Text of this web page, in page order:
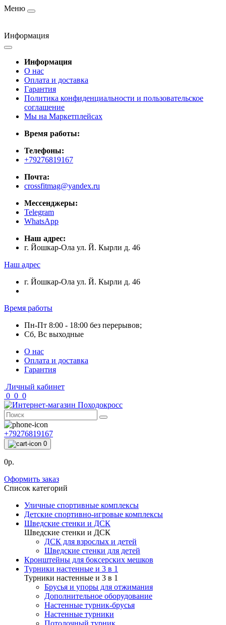
Меню
Информация
Информация
О нас
Оплата и доставка
Гарантия
Политика конфиденциальности и пользовательское
соглашение
Мы на Маркетплейсах
Время работы:
Телефоны:
+79276819167
Почта:
crossfitmag@yandex.ru
Мессенджеры:
Telegram
WhatsApp
Наш адрес:
г. Йошкар-Ола ул. Й. Кырли д. 46
Наш адрес
г. Йошкар-Ола ул. Й. Кырли д. 46
Время работы
Пн-Пт 8:00 - 18:00 без перерывов;
Сб, Вс выходные
О нас
Оплата и доставка
Гарантия
Личный кабинет
0 0 0
+79276819167
0
0р.
Оформить заказ
Список категорий
Уличные спортивные комплексы
Детские спортивно-игровые комплексы
Шведские стенки и ДСК
Шведские стенки и ДСК
ДСК для взрослых и детей
Шведские стенки для детей
Кронштейны для боксерских мешков
Турники настенные и 3 в 1
Турники настенные и 3 в 1
Брусья и упоры для отжимания
Дополнительное оборудование
Настенные турник-брусья
Настенные турники
Потолочный турник